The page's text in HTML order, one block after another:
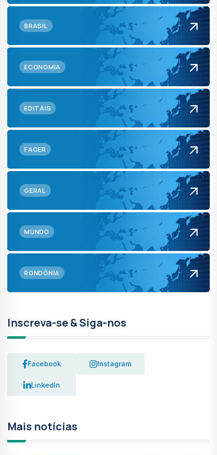
BRASIL
ECONOMIA
EDITAIS
FACER
GERAL
MUNDO
RONDÔNIA
Inscreva-se & Siga-nos
Facebook Instagram
LinkedIn
Mais notícias